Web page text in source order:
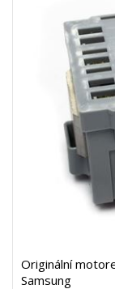
Originální
Samsung